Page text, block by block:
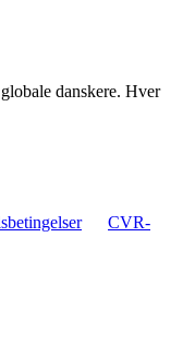
danskere. Hver
CVR-